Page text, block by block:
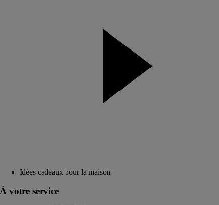
Idées cadeaux pour la maison
À votre service